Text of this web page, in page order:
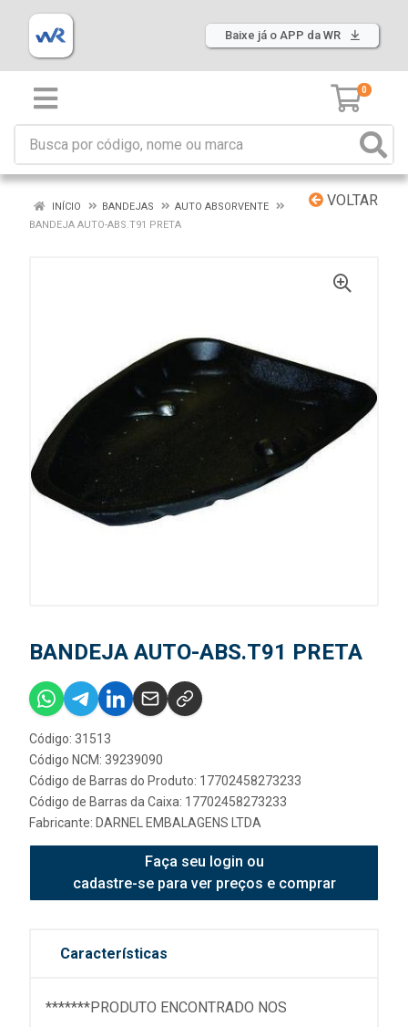
Baixe já o APP da WR
0
VOLTAR
INÍCIO BANDEJAS
AUTO ABSORVENTE
BANDEJA AUTO-ABS.T91 PRETA
BANDEJA AUTO-ABS.T91 PRETA
Código: 31513
Código NCM: 39239090
Código de Barras do Produto: 17702458273233
Código de Barras da Caixa: 17702458273233
Fabricante: DARNEL EMBALAGENS LTDA
Faça seu login ou
cadastre-se para ver preços e comprar
Características
*******PRODUTO ENCONTRADO NOS